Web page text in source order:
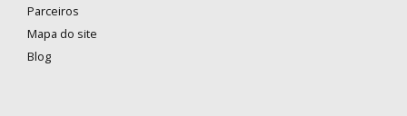
Parceiros
Mapa do site
Blog